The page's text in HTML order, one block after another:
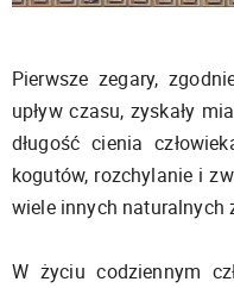
Pierwsze zegary,
upływ czasu, zyskały
długość cienia
kogutów, rozchylanie i
wiele innych naturalnych
W życiu codziennym